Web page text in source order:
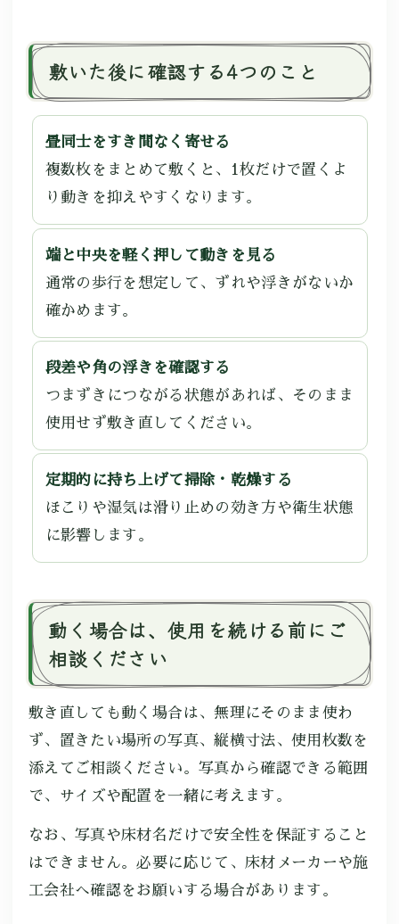
敷いた後に確認する4つのこと
畳同士をすき間なく寄せる
複数枚をまとめて敷くと、1枚だけで置くよ
り動きを抑えやすくなります。
端と中央を軽く押して動きを見る
通常の歩行を想定して、ずれや浮きがないか
確かめます。
段差や角の浮きを確認する
つまずきにつながる状態があれば、そのまま
使用せず敷き直してください。
定期的に持ち上げて掃除・乾燥する
ほこりや湿気は滑り止めの効き方や衛生状態
に影響します。
動く場合は、使用を続ける前にご
相談ください
敷き直しても動く場合は、無理にそのまま使わ
ず、置きたい場所の写真、縦横寸法、使用枚数を
添えてご相談ください。写真から確認できる範囲
で、サイズや配置を一緒に考えます。
なお、写真や床材名だけで安全性を保証すること
はできません。必要に応じて、床材メーカーや施
工会社へ確認をお願いする場合があります。